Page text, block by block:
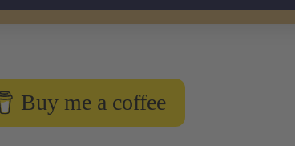
Buy me a coffee